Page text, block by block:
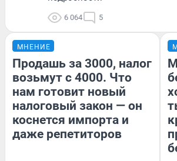
6 064 5
МНЕНИЕ
Продашь за 3000, налог
возьмут с 4000. Что
нам готовит новый
налоговый закон — он
коснется импорта и
даже репетиторов